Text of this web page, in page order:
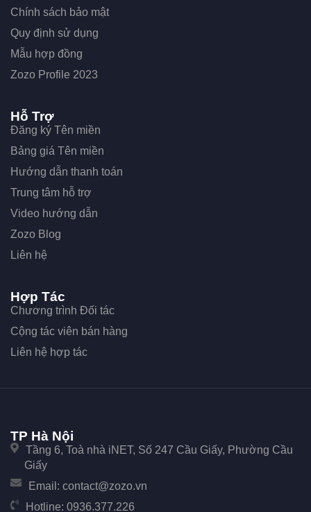
Chính sách bảo mật
Quy định sử dụng
Mẫu hợp đồng
Zozo Profile 2023
Hỗ Trợ
Đăng ký Tên miền
Bảng giá Tên miền
Hướng dẫn thanh toán
Trung tâm hỗ trợ
Video hướng dẫn
Zozo Blog
Liên hệ
Hợp Tác
Chương trình Đối tác
Cộng tác viên bán hàng
Liên hệ hợp tác
TP Hà Nội
Tầng 6, Toà nhà iNET, Số 247 Cầu Giấy, Phường Cầu
Giấy
Email: contact@zozo.vn
Hotline: 0936.377.226